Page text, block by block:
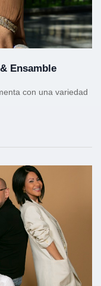
Ensamble
con una variedad